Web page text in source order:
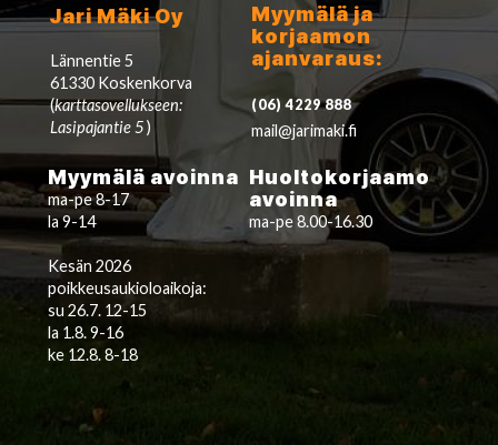
Jari Mäki Oy
Lännentie 5
61330 Koskenkorva
(karttasovellukseen:
Lasipajantie 5)
Myymälä ja
korjaamon
ajanvaraus:
(06) 4229 888
mail@jarimaki.fi
Myymälä avoinna
ma-pe 8-17
la 9-14
Kesän 2026
poikkeusaukioloaikoja:
su 26.7. 12-15
la 1.8. 9-16
ke 12.8. 8-18
Huoltokorjaamo
avoinna
ma-pe 8.00-16.30